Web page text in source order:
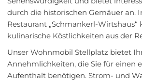
durch die historischen Gemäuer an.
Restaurant „Schmankerl-Wirtshaus“
kulinarische Köstlichkeiten aus der
Unser Wohnmobil Stellplatz bietet
Annehmlichkeiten, die Sie für einen
Aufenthalt benötigen. Strom- und